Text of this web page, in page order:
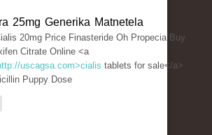
25mg Generika Matnetela
20mg Price Finasteride Oh Propecia Buy
Citrate Online <a
uscagsa.com>cialis tablets for sale</a>
Puppy Dose